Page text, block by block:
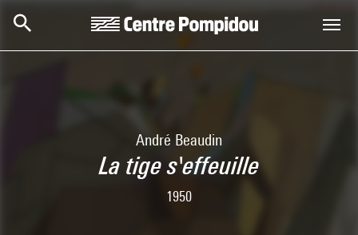
André Beaudin
La tige s'effeuille
1950